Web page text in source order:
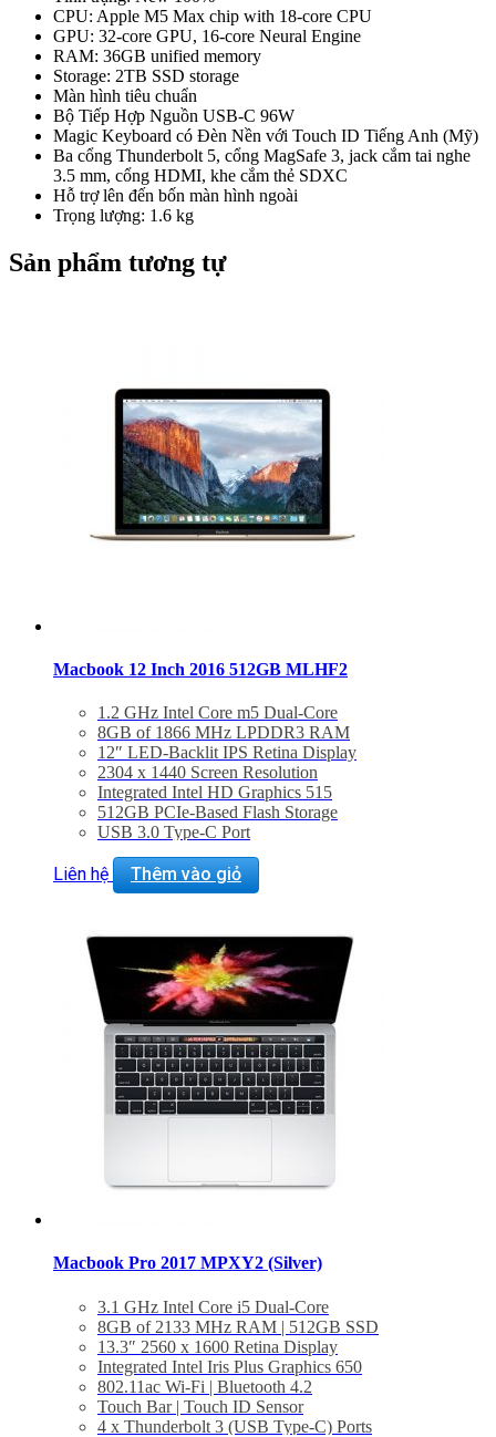
CPU: Apple M5 Max chip with 18-core CPU
GPU: 32-core GPU, 16-core Neural Engine
RAM: 36GB unified memory
Storage: 2TB SSD storage
Màn hình tiêu chuẩn
Bộ Tiếp Hợp Nguồn USB-C 96W
Magic Keyboard có Đèn Nền với Touch ID Tiếng Anh (Mỹ)
Ba cổng Thunderbolt 5, cổng MagSafe 3, jack cắm tai nghe
3.5 mm, cổng HDMI, khe cắm thẻ SDXC
Hỗ trợ lên đến bốn màn hình ngoài
Trọng lượng: 1.6 kg
Sản phẩm tương tự
Macbook 12 Inch 2016 512GB MLHF2
1.2 GHz Intel Core m5 Dual-Core
8GB of 1866 MHz LPDDR3 RAM
12″ LED-Backlit IPS Retina Display
2304 x 1440 Screen Resolution
Integrated Intel HD Graphics 515
512GB PCIe-Based Flash Storage
USB 3.0 Type-C Port
Force Touch Trackpad
Mac OS X El Capitan or macOS Sierra
Liên hệ Thêm vào giỏ
Macbook Pro 2017 MPXY2 (Silver)
3.1 GHz Intel Core i5 Dual-Core
8GB of 2133 MHz RAM | 512GB SSD
13.3″ 2560 x 1600 Retina Display
Integrated Intel Iris Plus Graphics 650
802.11ac Wi-Fi | Bluetooth 4.2
Touch Bar | Touch ID Sensor
4 x Thunderbolt 3 (USB Type-C) Ports